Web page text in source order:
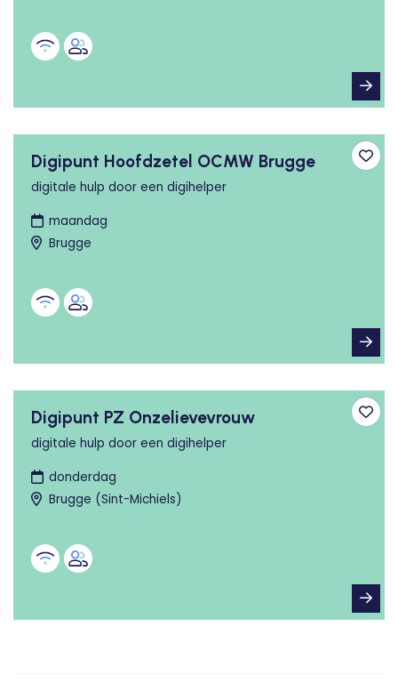
Digipunt Hoofdzetel OCMW Brugge
digitale hulp door een digihelper
maandag
Brugge
Digipunt PZ Onzelievevrouw
digitale hulp door een digihelper
donderdag
Brugge (Sint-Michiels)